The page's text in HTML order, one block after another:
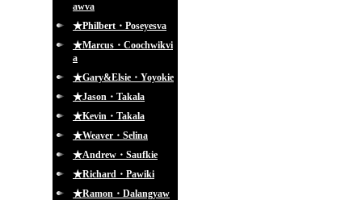
awva
★Philbert・Poseyesva
★Marcus・Coochwikvi
a
★Gary&Elsie・Yoyokie
★Jason・Takala
★Kevin・Takala
★Weaver・Selina
★Andrew・Saufkie
★Richard・Pawiki
★Ramon・Dalangyaw